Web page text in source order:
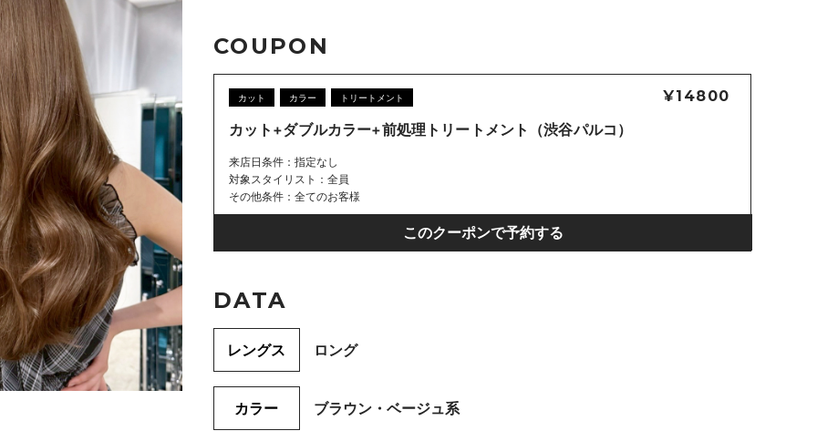
COUPON
カット+ダブルカラー+前処理トリートメント（渋谷パルコ）
カット カラー トリートメント ¥14800
来店日条件
指定なし
対象スタイリスト
全員
その他条件
全てのお客様
このクーポンで予約する
DATA
レングス ロング
カラー ブラウン・ベージュ系